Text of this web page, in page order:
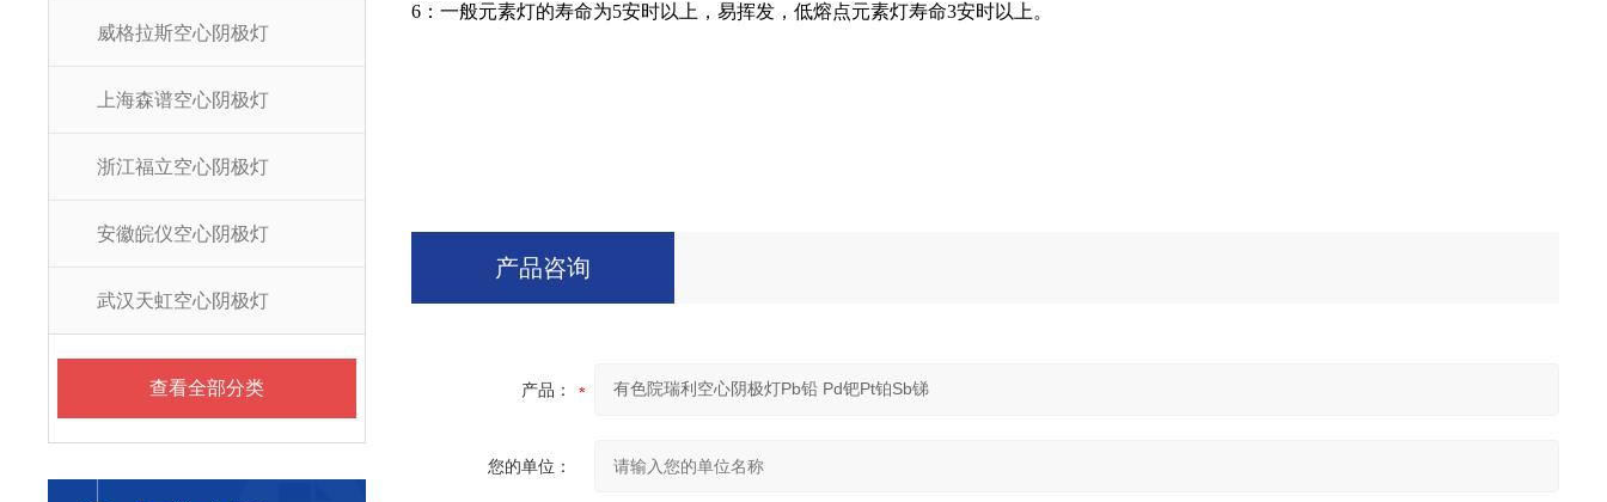
威格拉斯空心阴极灯
上海森谱空心阴极灯
浙江福立空心阴极灯
安徽皖仪空心阴极灯
武汉天虹空心阴极灯
查看全部分类
6：一般元素灯的寿命为5安时以上，易挥发，低熔点元素灯寿命3安时以上。
产品咨询
产品：
您的单位：